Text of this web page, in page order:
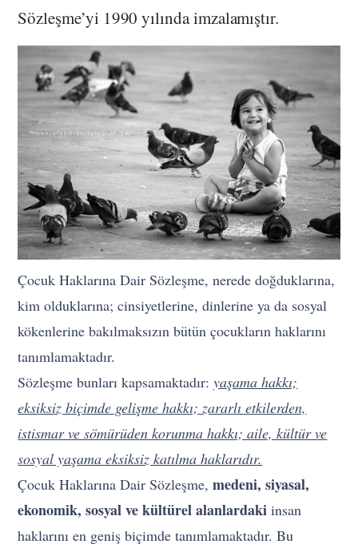
Sözleşme’yi 1990 yılında imzalamıştır.
Çocuk Haklarına Dair Sözleşme, nerede doğduklarına,
kim olduklarına; cinsiyetlerine, dinlerine ya da sosyal
kökenlerine bakılmaksızın bütün çocukların haklarını
tanımlamaktadır.
Sözleşme bunları kapsamaktadır:yaşama hakkı;
eksiksiz biçimde gelişme hakkı; zararlı etkilerden,
istismar ve sömürüden korunma hakkı; aile, kültür ve
sosyal yaşama eksiksiz katılma haklarıdır.
Çocuk Haklarına Dair Sözleşme,medeni, siyasal,
ekonomik, sosyal ve kültürel alanlardaki insan
haklarını en geniş biçimde tanımlamaktadır. Bu